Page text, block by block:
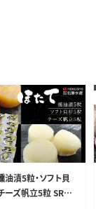
油漬5粒・ソフト貝
ーズ帆立5粒 SRM